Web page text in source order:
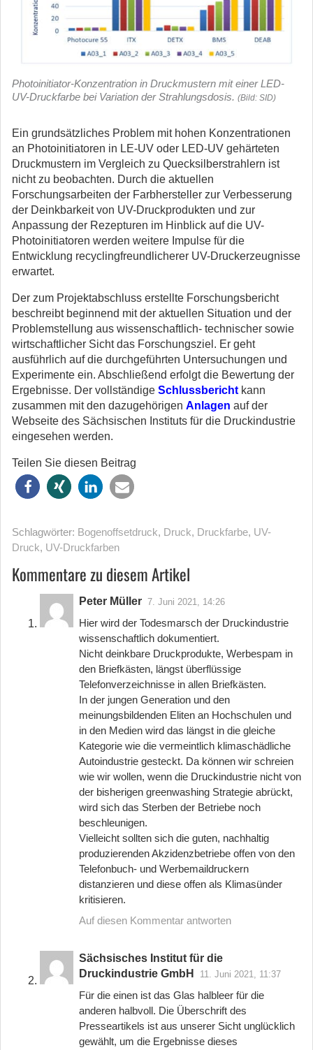
Photoinitiator-Konzentration in Druckmustern mit einer LED-
UV-Druckfarbe bei Variation der Strahlungsdosis. (Bild: SID)
Ein grundsätzliches Problem mit hohen Konzentrationen
an Photoinitiatoren in LE-UV oder LED-UV gehärteten
Druckmustern im Vergleich zu Quecksilberstrahlern ist
nicht zu beobachten. Durch die aktuellen
Forschungsarbeiten der Farbhersteller zur Verbesserung
der Deinkbarkeit von UV-Druckprodukten und zur
Anpassung der Rezepturen im Hinblick auf die UV-
Photoinitiatoren werden weitere Impulse für die
Entwicklung recyclingfreundlicherer UV-Druckerzeugnisse
erwartet.
Der zum Projektabschluss erstellte Forschungsbericht
beschreibt beginnend mit der aktuellen Situation und der
Problemstellung aus wissenschaftlich- technischer sowie
wirtschaftlicher Sicht das Forschungsziel. Er geht
ausführlich auf die durchgeführten Untersuchungen und
Experimente ein. Abschließend erfolgt die Bewertung der
Ergebnisse. Der vollständige Schlussbericht kann
zusammen mit den dazugehörigen Anlagen auf der
Webseite des Sächsischen Instituts für die Druckindustrie
eingesehen werden.
Teilen Sie diesen Beitrag
Schlagwörter: Bogenoffsetdruck, Druck, Druckfarbe, UV-
Druck, UV-Druckfarben
Kommentare zu diesem Artikel
Peter Müller 7. Juni 2021, 14:26
Hier wird der Todesmarsch der Druckindustrie
wissenschaftlich dokumentiert.
Nicht deinkbare Druckprodukte, Werbespam in
den Briefkästen, längst überflüssige
Telefonverzeichnisse in allen Briefkästen.
In der jungen Generation und den
meinungsbildenden Eliten an Hochschulen und
in den Medien wird das längst in die gleiche
Kategorie wie die vermeintlich klimaschädliche
Autoindustrie gesteckt. Da können wir schreien
wie wir wollen, wenn die Druckindustrie nicht von
der bisherigen greenwashing Strategie abrückt,
wird sich das Sterben der Betriebe noch
beschleunigen.
Vielleicht sollten sich die guten, nachhaltig
produzierenden Akzidenzbetriebe offen von den
Telefonbuch- und Werbemaildruckern
distanzieren und diese offen als Klimasünder
kritisieren.
Auf diesen Kommentar antworten
Sächsisches Institut für die
Druckindustrie GmbH
11. Juni 2021, 11:37
Für die einen ist das Glas halbleer für die
anderen halbvoll. Die Überschrift des
Presseartikels ist aus unserer Sicht unglücklich
gewählt, um die Ergebnisse dieses